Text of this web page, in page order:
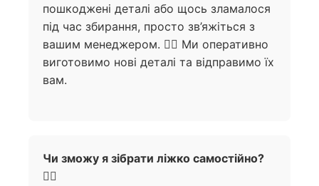
пошкоджені деталі або щось зламалося
під час збирання, просто зв’яжіться з
вашим менеджером. 🙋‍♀️ Ми оперативно
виготовимо нові деталі та відправимо їх
вам.
Чи зможу я зібрати ліжко самостійно?
🧍‍♀️